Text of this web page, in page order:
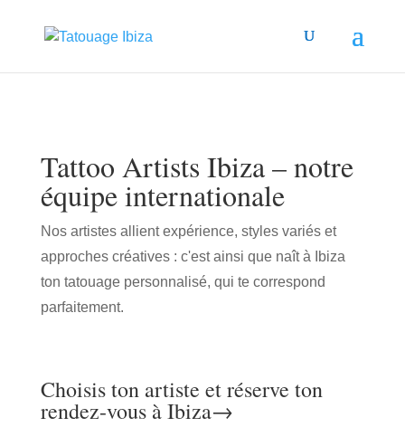
Tattoo Artists Ibiza – notre
équipe internationale
Nos artistes allient expérience, styles variés et
approches créatives : c'est ainsi que naît à Ibiza
ton tatouage personnalisé, qui te correspond
parfaitement.
Choisis ton artiste et réserve ton
rendez-vous à Ibiza→